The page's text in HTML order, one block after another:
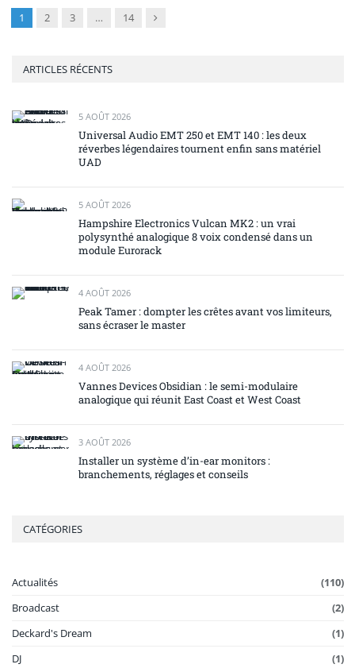
1 2 3 … 14 Suivant
ARTICLES RÉCENTS
5 AOÛT 2026
Universal Audio EMT 250 et EMT 140 : les deux
réverbes légendaires tournent enfin sans matériel
UAD
5 AOÛT 2026
Hampshire Electronics Vulcan MK2 : un vrai
polysynthé analogique 8 voix condensé dans un
module Eurorack
4 AOÛT 2026
Peak Tamer : dompter les crêtes avant vos limiteurs,
sans écraser le master
4 AOÛT 2026
Vannes Devices Obsidian : le semi-modulaire
analogique qui réunit East Coast et West Coast
3 AOÛT 2026
Installer un système d’in-ear monitors :
branchements, réglages et conseils
CATÉGORIES
Actualités
(110)
Broadcast
(2)
Deckard's Dream
(1)
DJ
(1)